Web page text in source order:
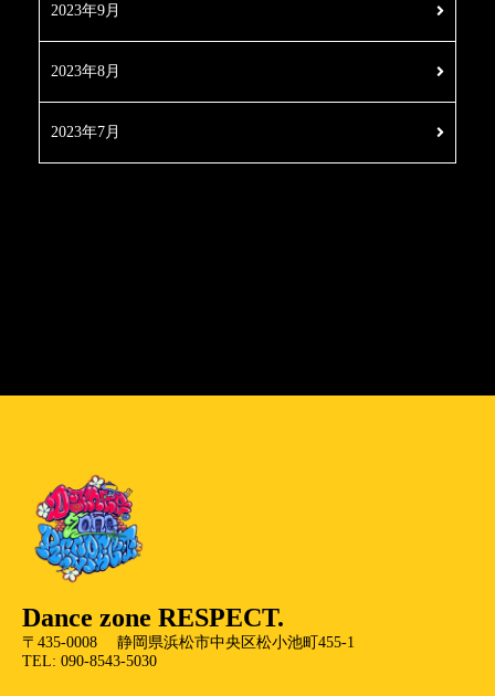
2023年9月
2023年8月
2023年7月
Dance zone RESPECT.
〒435-0008 静岡県浜松市中央区松小池町455-1
TEL: 090-8543-5030